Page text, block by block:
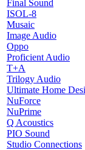
Final Sound
ISOL-8
Musaic
Image Audio
Oppo
Proficient Audio
T+A
Trilogy Audio
Ultimate Home
NuForce
NuPrime
Q Acoustics
PIO Sound
Studio Connections